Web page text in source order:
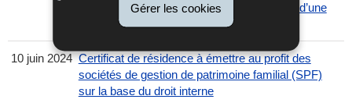
Gérer les cookies
communaux sans profession ou membres d’une
profession indépendante
10 juin 2024 Certificat de résidence à émettre au profit des
sociétés de gestion de patrimoine familial (SPF)
sur la base du droit interne